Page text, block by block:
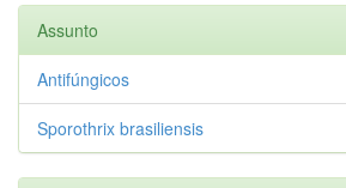
Assunto
Antifúngicos
Sporothrix brasiliensis